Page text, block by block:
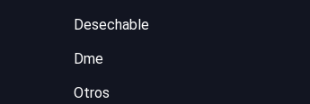
Desechable
Dme
Otros